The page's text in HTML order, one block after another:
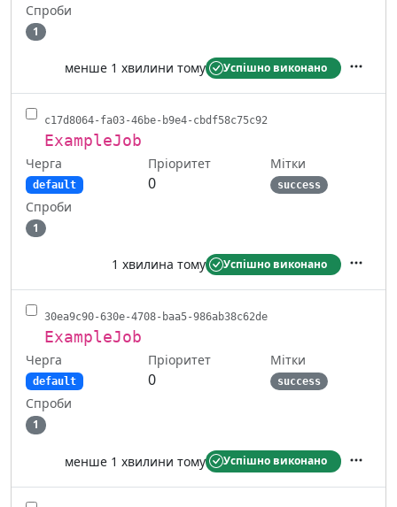
Спроби
1
менше 1 хвилини тому Успішно виконано
c17d8064-fa03-46be-b9e4-cbdf58c75c92
ExampleJob
Черга
default
Пріоритет
0
Мітки
success
Спроби
1
1 хвилина тому Успішно виконано
30ea9c90-630e-4708-baa5-986ab38c62de
ExampleJob
Черга
default
Пріоритет
0
Мітки
success
Спроби
1
менше 1 хвилини тому Успішно виконано Дії